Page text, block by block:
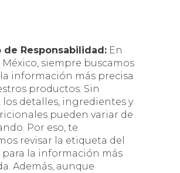
de Responsabilidad: En
siempre buscamos
información más precisa
productos. Sin
detalles, ingredientes y
pueden variar de
Por eso, te
revisar la etiqueta del
para la información más
Además, aunque